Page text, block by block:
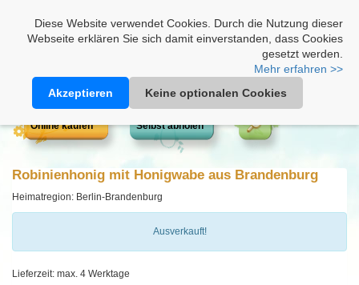
Diese Website verwendet Cookies. Durch die Nutzung dieser
Webseite erklären Sie sich damit einverstanden, dass Cookies
gesetzt werden.
Mehr erfahren >>
Akzeptieren
Keine optionalen Cookies
Online kaufen Selbst abholen
Robinienhonig mit Honigwabe aus Brandenburg
Heimatregion: Berlin-Brandenburg
Ausverkauft!
Lieferzeit: max. 4 Werktage